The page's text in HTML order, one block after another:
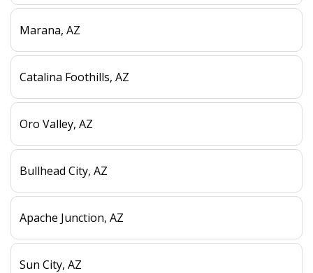
Marana, AZ
Catalina Foothills, AZ
Oro Valley, AZ
Bullhead City, AZ
Apache Junction, AZ
Sun City, AZ